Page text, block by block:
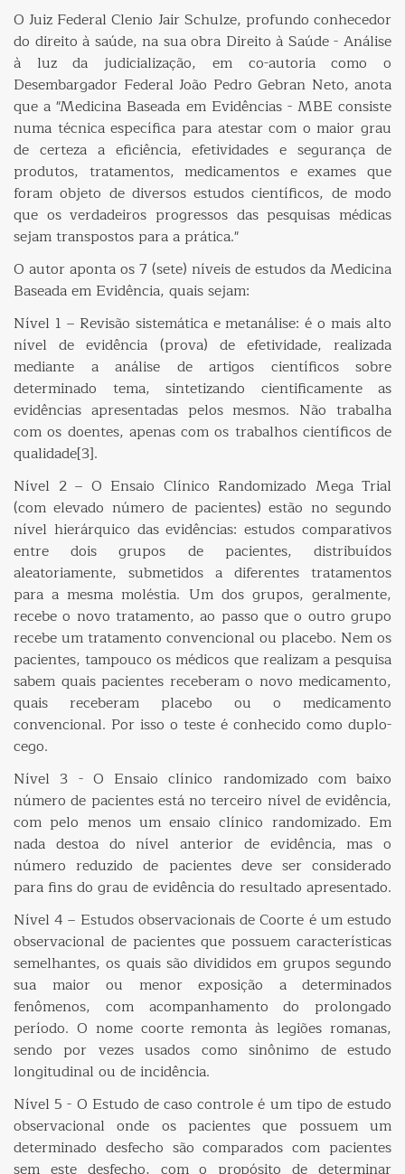
O Juiz Federal Clenio Jair Schulze, profundo conhecedor
do direito à saúde, na sua obra Direito à Saúde - Análise
à luz da judicialização, em co-autoria como o
Desembargador Federal João Pedro Gebran Neto, anota
que a "Medicina Baseada em Evidências - MBE consiste
numa técnica específica para atestar com o maior grau
de certeza a eficiência, efetividades e segurança de
produtos, tratamentos, medicamentos e exames que
foram objeto de diversos estudos científicos, de modo
que os verdadeiros progressos das pesquisas médicas
sejam transpostos para a prática."
O autor aponta os 7 (sete) níveis de estudos da Medicina
Baseada em Evidência, quais sejam:
Nível 1 – Revisão sistemática e metanálise: é o mais alto
nível de evidência (prova) de efetividade, realizada
mediante a análise de artigos científicos sobre
determinado tema, sintetizando cientificamente as
evidências apresentadas pelos mesmos. Não trabalha
com os doentes, apenas com os trabalhos científicos de
qualidade[3].
Nível 2 – O Ensaio Clínico Randomizado Mega Trial
(com elevado número de pacientes) estão no segundo
nível hierárquico das evidências: estudos comparativos
entre dois grupos de pacientes, distribuídos
aleatoriamente, submetidos a diferentes tratamentos
para a mesma moléstia. Um dos grupos, geralmente,
recebe o novo tratamento, ao passo que o outro grupo
recebe um tratamento convencional ou placebo. Nem os
pacientes, tampouco os médicos que realizam a pesquisa
sabem quais pacientes receberam o novo medicamento,
quais receberam placebo ou o medicamento
convencional. Por isso o teste é conhecido como duplo-
cego.
Nível 3 - O Ensaio clínico randomizado com baixo
número de pacientes está no terceiro nível de evidência,
com pelo menos um ensaio clínico randomizado. Em
nada destoa do nível anterior de evidência, mas o
número reduzido de pacientes deve ser considerado
para fins do grau de evidência do resultado apresentado.
Nível 4 – Estudos observacionais de Coorte é um estudo
observacional de pacientes que possuem características
semelhantes, os quais são divididos em grupos segundo
sua maior ou menor exposição a determinados
fenômenos, com acompanhamento do prolongado
período. O nome coorte remonta às legiões romanas,
sendo por vezes usados como sinônimo de estudo
longitudinal ou de incidência.
Nível 5 - O Estudo de caso controle é um tipo de estudo
observacional onde os pacientes que possuem um
determinado desfecho são comparados com pacientes